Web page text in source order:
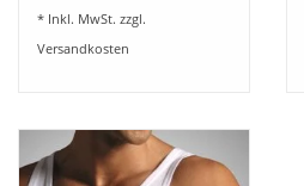
* Inkl. MwSt. zzgl.
Versandkosten